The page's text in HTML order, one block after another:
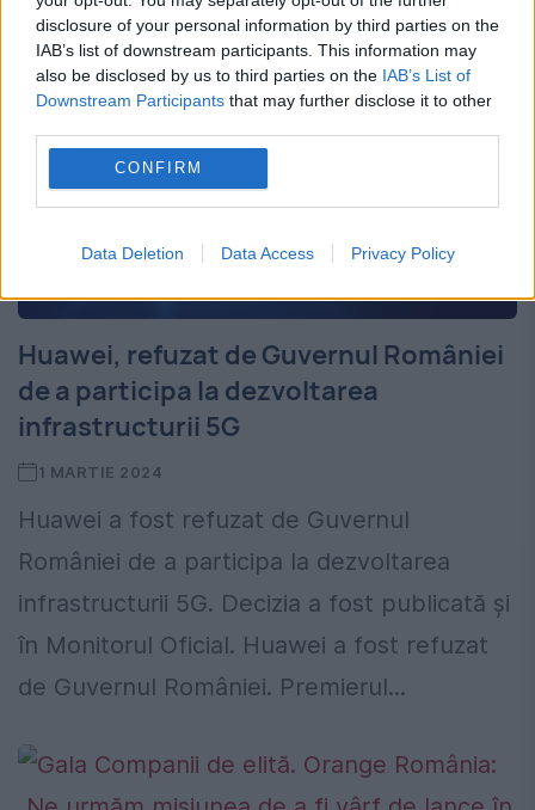
disclosure of your personal information by third parties on the
IAB’s list of downstream participants. This information may
also be disclosed by us to third parties on the IAB’s List of
Downstream Participants that may further disclose it to other
CONFIRM
Data Deletion Data Access Privacy Policy
Huawei, refuzat de Guvernul României
de a participa la dezvoltarea
infrastructurii 5G
1 MARTIE 2024
Huawei a fost refuzat de Guvernul
României de a participa la dezvoltarea
infrastructurii 5G. Decizia a fost publicată şi
în Monitorul Oficial. Huawei a fost refuzat
de Guvernul României. Premierul...